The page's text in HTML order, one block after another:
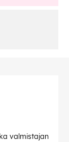
valmistajan